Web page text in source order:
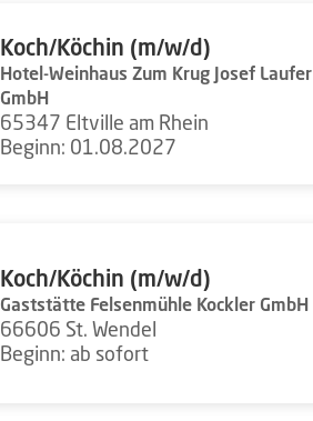
Koch/Köchin (m/w/d)
Hotel-Weinhaus Zum Krug Josef Laufer
GmbH
65347 Eltville am Rhein
Beginn: 01.08.2027
Koch/Köchin (m/w/d)
Gaststätte Felsenmühle Kockler GmbH
66606 St. Wendel
Beginn: ab sofort